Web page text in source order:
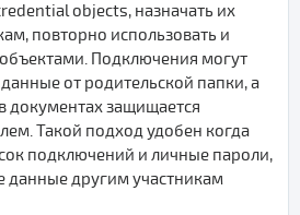
objects, назначать их
повторно использовать и
Подключения могут
от родительской папки, а
защищается
Такой подход удобен когда
подключений и личные пароли,
данные другим участникам